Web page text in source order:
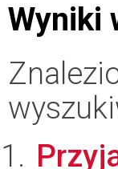
Wyniki